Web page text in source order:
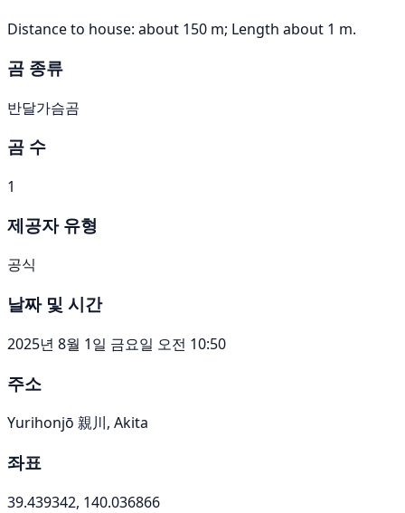
Distance to house: about 150 m; Length about 1 m.
곰 종류
반달가슴곰
곰 수
1
제공자 유형
공식
날짜 및 시간
2025년 8월 1일 금요일 오전 10:50
주소
Yurihonjō 親川, Akita
좌표
39.439342, 140.036866